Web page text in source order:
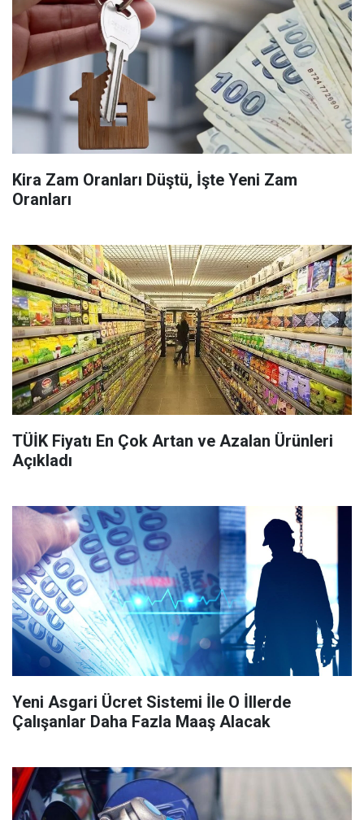
Kira Zam Oranları Düştü, İşte Yeni Zam
Oranları
TÜİK Fiyatı En Çok Artan ve Azalan Ürünleri
Açıkladı
Yeni Asgari Ücret Sistemi İle O İllerde
Çalışanlar Daha Fazla Maaş Alacak